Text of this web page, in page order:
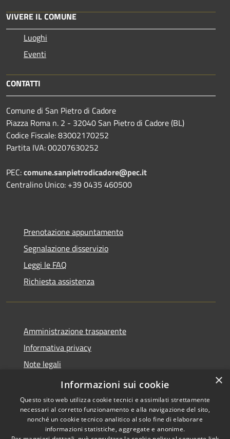
VIVERE IL COMUNE
Luoghi
Eventi
CONTATTI
Comune di San Pietro di Cadore
Piazza Roma n. 2 - 32040 San Pietro di Cadore (BL)
Codice Fiscale: 83002170252
Partita IVA: 00207630252
PEC:comune.sanpietrodicadore@pec.it
Centralino Unico: +39 0435 460500
Prenotazione appuntamento
Segnalazione disservizio
Leggi le FAQ
Richiesta assistenza
Amministrazione trasparente
Informativa privacy
Note legali
Dichiarazione di accessibilità
Copyright © 2026 • Comune di
×
Informazioni sui cookie
Questo sito web utilizza cookie tecnici e assimilati strettamente
necessari al corretto funzionamento e alla navigazione del sito,
nonché un cookie tecnico analitico al solo fine di elaborare
informazioni statistiche, aggregate e anonime.